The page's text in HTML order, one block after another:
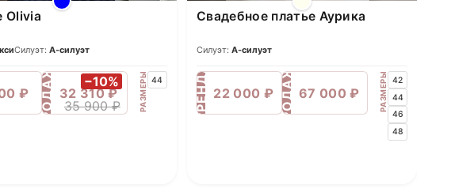
Olivia
Силуэт: А-силуэт
₽ ПРОДАЖА −10%
32 310 ₽
35 900 ₽
РАЗМЕРЫ 44
Свадебное платье Аурика
Силуэт:А-силуэт
АРЕНДА 22 000 ₽ ПРОДАЖА 67 000 ₽ РАЗМЕРЫ 42
44
46
48